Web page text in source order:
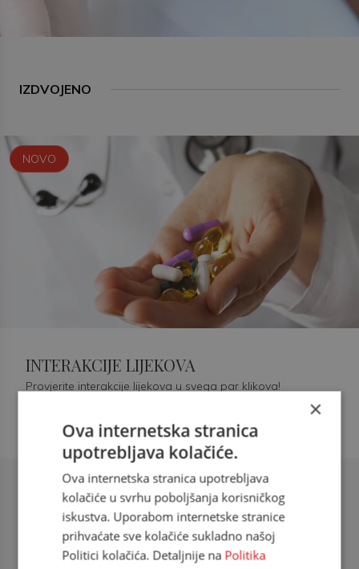
IZDVOJENO
Šećerna bolest tip 2 = kardiovaskularna
doc. dr. sc. Višnja Kokić Maleš,
dr.med., specijalististica
NOVO
INTERAKCIJE LIJEKOVA
Provjerite interakcije lijekova u svega par klikova!
×
Ova internetska stranica
upotrebljava kolačiće.
Ova internetska stranica upotrebljava
kolačiće u svrhu poboljšanja korisničkog
iskustva. Uporabom internetske stranice
prihvaćate sve kolačiće sukladno našoj
Politici kolačića. Detaljnije na Politika